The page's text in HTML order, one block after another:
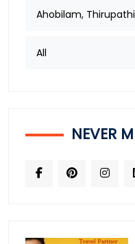
Ahobilam,
All
NEVER